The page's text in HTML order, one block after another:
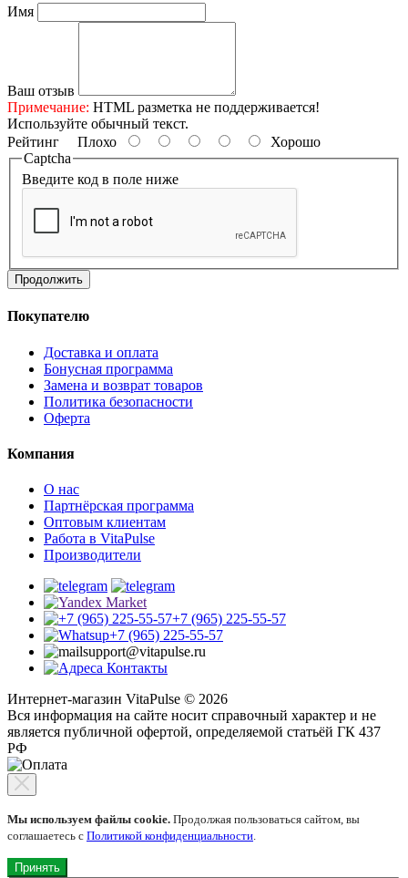
Имя
Ваш отзыв
Примечание: HTML разметка не поддерживается!
Используйте обычный текст.
Рейтинг Плохо
Хорошо
Captcha
Введите код в поле ниже
Продолжить
Покупателю
Доставка и оплата
Бонусная программа
Замена и возврат товаров
Политика безопасности
Оферта
Компания
О нас
Партнёрская программа
Оптовым клиентам
Работа в VitaPulse
Производители
+7 (965) 225-55-57
+7 (965) 225-55-57
support@vitapulse.ru
Контакты
Интернет-магазин VitaPulse © 2026
Вся информация на сайте носит справочный характер и не
является публичной офертой, определяемой статьёй ГК 437
РФ
Мы используем файлы cookie. Продолжая пользоваться сайтом, вы
соглашаетесь с Политикой конфиденциальности.
Принять